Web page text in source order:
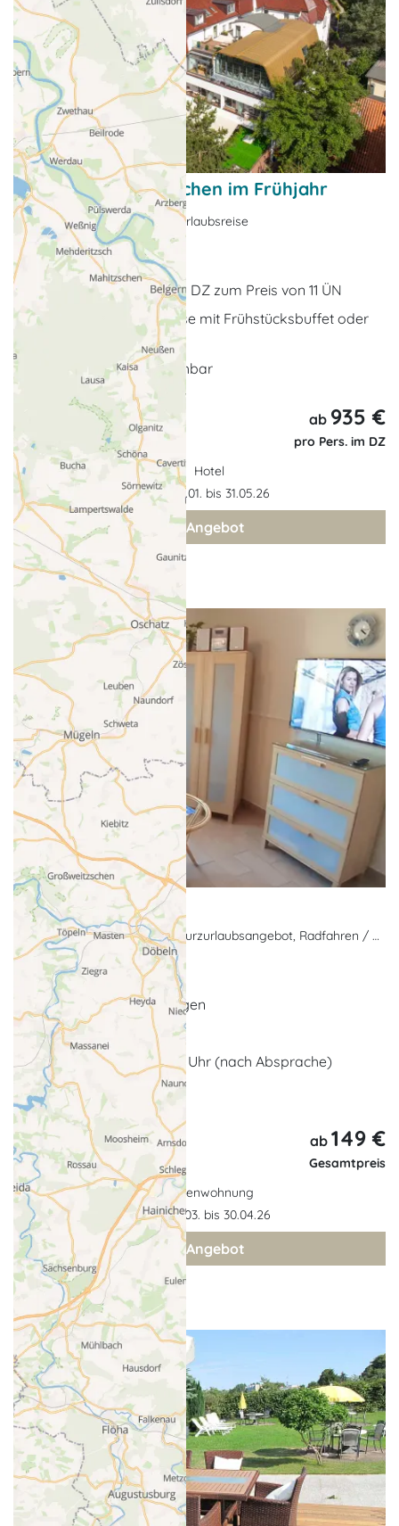
Zwei Kennenlernwochen im Frühjahr
Nebensaison-Angebote, Urlaubsreise
Ostseebad Kühlungsborn
14 x Übernachtungen im DZ zum Preis von 11 ÜN
Übernachtung wahlweise mit Frühstücksbuffet oder
in allen Kategorien buchbar
14 Nächte
ab 935 €
pro Pers. im DZ
Hotel
Gültigkeit: 02.01. bis 31.05.26
zum Angebot
Angebot Frühjahr
Nebensaison-Angebote, Kurzurlaubsangebot, Radfahren / Fahrradurlaub
Seebad Heringsdorf
3 x bis 7 x Übernachtungen
Nutzung 2er Fahrräder
Late Checkout bis 16.00 Uhr (nach Absprache)
... weitere Leistungen
4 Tage,
3 Nächte
ab 149 €
Gesamtpreis
Ferienwohnung
Gültigkeit: 01.03. bis 30.04.26
zum Angebot